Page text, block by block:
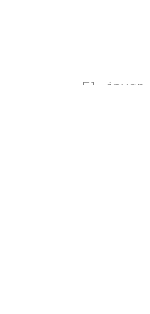
El joven